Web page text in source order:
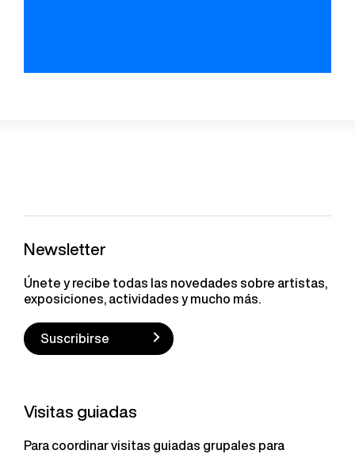
Newsletter
Únete y recibe todas las novedades sobre artistas,
exposiciones, actividades y mucho más.
Suscribirse
Visitas guiadas
Para coordinar visitas guiadas grupales para